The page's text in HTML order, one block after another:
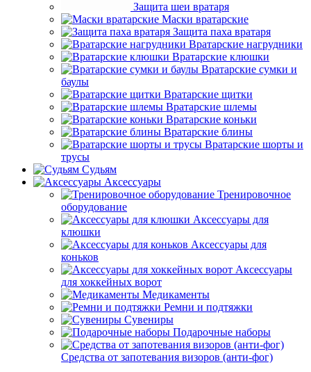
Защита шеи вратаря
Маски вратарские
Защита паха вратаря
Вратарские нагрудники
Вратарские клюшки
Вратарские сумки и
баулы
Вратарские щитки
Вратарские шлемы
Вратарские коньки
Вратарские блины
Вратарские шорты и
трусы
Судьям
Аксессуары
Тренировочное
оборудование
Аксессуары для
клюшки
Аксессуары для
коньков
Аксессуары
для хоккейных ворот
Медикаменты
Ремни и подтяжки
Сувениры
Подарочные наборы
Средства от запотевания визоров (анти-фог)